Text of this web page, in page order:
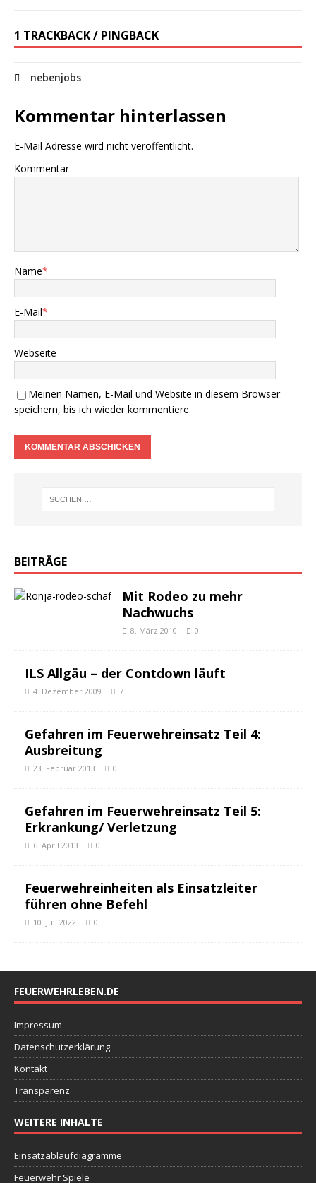
1 TRACKBACK / PINGBACK
nebenjobs
Kommentar hinterlassen
E-Mail Adresse wird nicht veröffentlicht.
Kommentar
Name*
E-Mail*
Webseite
Meinen Namen, E-Mail und Website in diesem Browser
speichern, bis ich wieder kommentiere.
BEITRÄGE
Mit Rodeo zu mehr
Nachwuchs
8. März 2010 0
ILS Allgäu – der Contdown läuft
4. Dezember 2009 7
Gefahren im Feuerwehreinsatz Teil 4:
Ausbreitung
23. Februar 2013 0
Gefahren im Feuerwehreinsatz Teil 5:
Erkrankung/ Verletzung
6. April 2013 0
Feuerwehreinheiten als Einsatzleiter
führen ohne Befehl
10. Juli 2022 0
FEUERWEHRLEBEN.DE
Impressum
Datenschutzerklärung
Kontakt
Transparenz
WEITERE INHALTE
Einsatzablaufdiagramme
Feuerwehr Spiele